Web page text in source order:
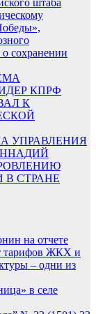
штаба
сохранении
УПРАВЛЕНИЯ
СТРАНЕ
на отчете
тарифов ЖКХ и
– одни из
в селе